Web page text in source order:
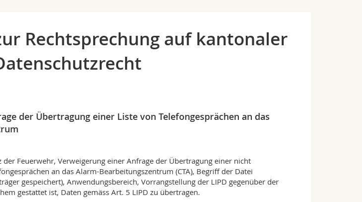
Rechtsprechung auf kantonaler
der Übertragung einer Liste von Telefongesprächen an das
der Feuerwehr, Verweigerung einer Anfrage der Übertragung einer nicht
an das Alarm-Bearbeitungszentrum (CTA), Begriff der Datei
gespeichert), Anwendungsbereich, Vorrangstellung der LIPD gegenüber der
gestattet ist, Daten gemäss Art. 5 LIPD zu übertragen.